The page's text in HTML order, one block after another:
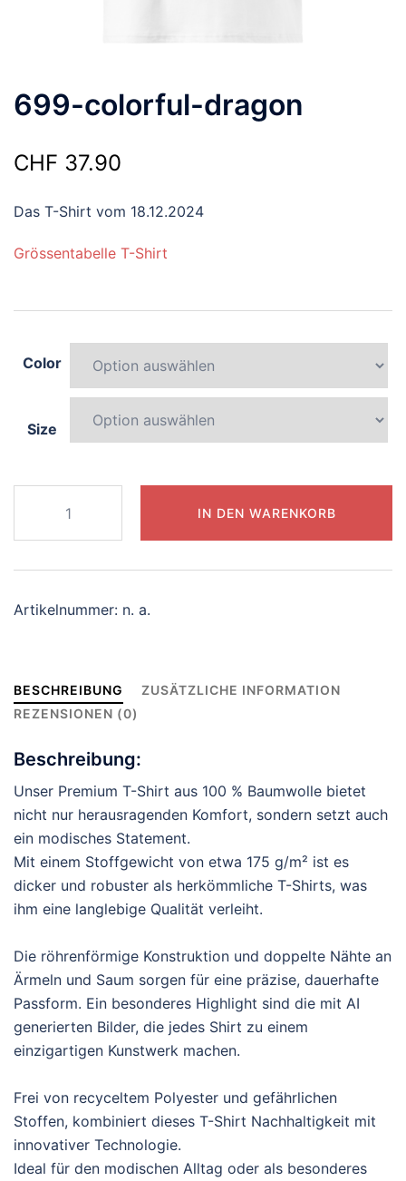
699-colorful-dragon
CHF 37.90
Das T-Shirt vom 18.12.2024
Grössentabelle T-Shirt
Color
Size
colorful-
dragon
Menge
IN DEN WARENKORB
Artikelnummer: n. a.
BESCHREIBUNG
ZUSÄTZLICHE INFORMATION
REZENSIONEN (0)
Beschreibung:
Unser Premium T-Shirt aus 100 % Baumwolle bietet
nicht nur herausragenden Komfort, sondern setzt auch
ein modisches Statement.
Mit einem Stoffgewicht von etwa 175 g/m² ist es
dicker und robuster als herkömmliche T-Shirts, was
ihm eine langlebige Qualität verleiht.
Die röhrenförmige Konstruktion und doppelte Nähte an
Ärmeln und Saum sorgen für eine präzise, dauerhafte
Passform. Ein besonderes Highlight sind die mit AI
generierten Bilder, die jedes Shirt zu einem
einzigartigen Kunstwerk machen.
Frei von recyceltem Polyester und gefährlichen
Stoffen, kombiniert dieses T-Shirt Nachhaltigkeit mit
innovativer Technologie.
Ideal für den modischen Alltag oder als besonderes